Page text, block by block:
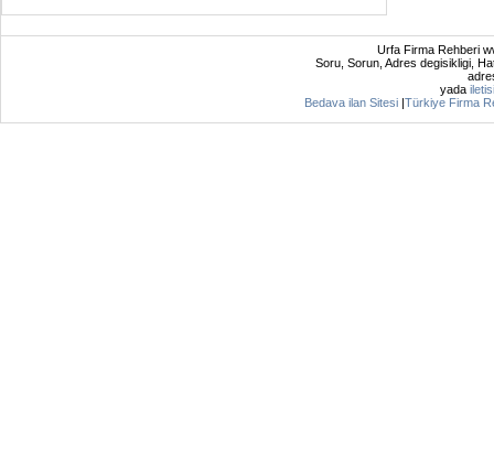
Urfa Firma Rehberi
Soru, Sorun, Adres degisikligi,
yada
Bedava ilan Sitesi |Türkiye Firma